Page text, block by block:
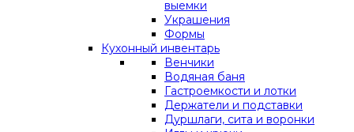
выемки
Украшения
Формы
Кухонный инвентарь
Венчики
Водяная баня
Гастроемкости и лотки
Держатели и подставки
Дуршлаги, сита и воронки